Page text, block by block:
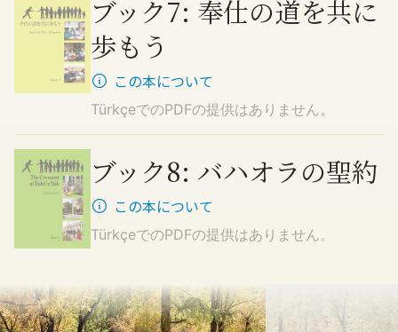
ブック7: 奉仕の道を共に
歩もう
この本について
TürkçeでのPDFの提供はありません。
ブック8: バハオラの聖約
この本について
TürkçeでのPDFの提供はありません。